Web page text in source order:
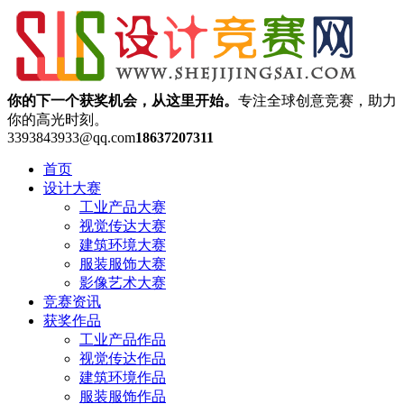
你的下一个获奖机会，从这里开始。 专注全球创意竞赛，助力
你的高光时刻。
3393843933@qq.com18637207311
首页
设计大赛
工业产品大赛
视觉传达大赛
建筑环境大赛
服装服饰大赛
影像艺术大赛
竞赛资讯
获奖作品
工业产品作品
视觉传达作品
建筑环境作品
服装服饰作品